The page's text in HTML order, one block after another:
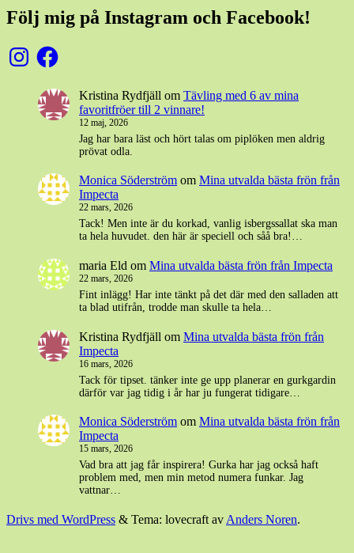
Följ mig på Instagram och Facebook!
InstagramFacebook
Kristina Rydfjäll om Tävling med 6 av mina
favoritfröer till 2 vinnare!
12 maj, 2026
Jag har bara läst och hört talas om piplöken men aldrig
prövat odla.
Monica Söderström om Mina utvalda bästa frön från
Impecta
22 mars, 2026
Tack! Men inte är du korkad, vanlig isbergssallat ska man
ta hela huvudet. den här är speciell och såå bra!…
maria Eld om Mina utvalda bästa frön från Impecta
22 mars, 2026
Fint inlägg! Har inte tänkt på det där med den salladen att
ta blad utifrån, trodde man skulle ta hela…
Kristina Rydfjäll om Mina utvalda bästa frön från
Impecta
16 mars, 2026
Tack för tipset. tänker inte ge upp planerar en gurkgardin
därför var jag tidig i år har ju fungerat tidigare…
Monica Söderström om Mina utvalda bästa frön från
Impecta
15 mars, 2026
Vad bra att jag får inspirera! Gurka har jag också haft
problem med, men min metod numera funkar. Jag
vattnar…
Drivs med WordPress & Tema: lovecraft av Anders Noren.